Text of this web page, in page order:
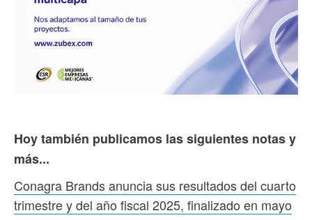
Hoy también publicamos las siguientes notas y
más...
Conagra Brands anuncia sus resultados del cuarto
trimestre y del año fiscal 2025, finalizado en mayo